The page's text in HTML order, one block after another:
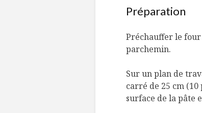
Préparation
Préchauffer le four
parchemin.
Sur un plan de
carré de 25 cm
surface de la pâte